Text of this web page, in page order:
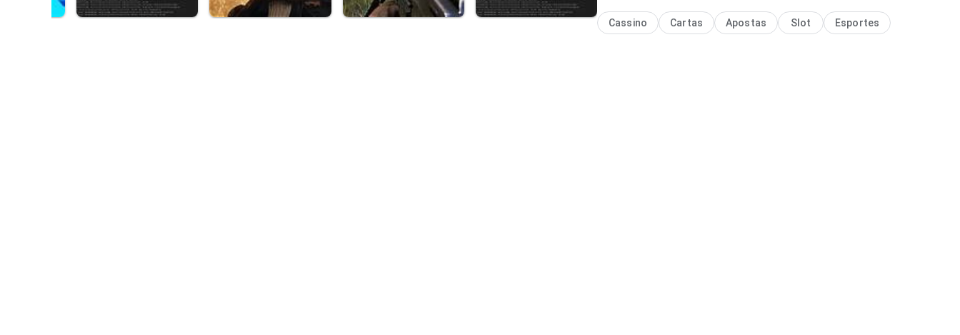
Cassino Cartas Apostas Slot Esportes